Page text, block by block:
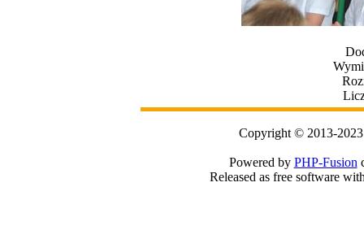
Copyright © 2013-
Powered by PHP-Fusion
Released as free software